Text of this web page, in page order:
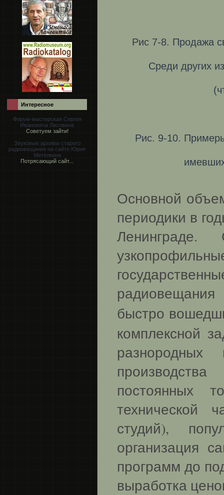
Интересное
Форум-мастерская Сергея
Ивановича Лисовина
Советуем зайти!
Звуковые архивы старого
радиовещания на сайте Юрия
Метёлкина
Потрясающий сайт...
Рис 7-8. Продажа
Среди других
Рис. 9-10.
Основной
периодики в
быстро
комплексной
постоянных
технической
студий),
организация
программ до
выработка